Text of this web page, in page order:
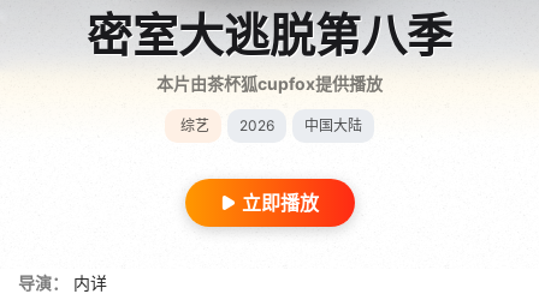
密室大逃脱第八季
本片由茶杯狐cupfox提供播放
综艺 2026 中国大陆
立即播放
导演：
内详